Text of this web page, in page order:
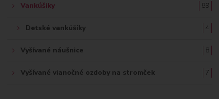
Vankúšiky 89
Detské vankúšiky 4
Vyšívané náušnice 8
Vyšívané vianočné ozdoby na stromček 7